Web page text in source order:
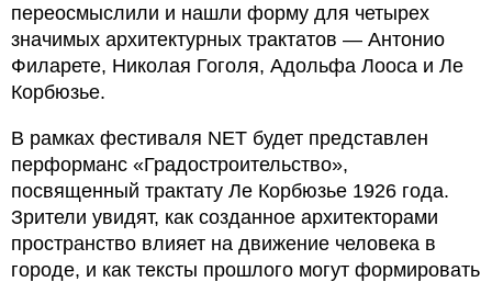
переосмыслили и нашли форму для четырех
значимых архитектурных трактатов — Антонио
Филарете, Николая Гоголя, Адольфа Лооса и Ле
Корбюзье.
В рамках фестиваля NET будет представлен
перформанс «Градостроительство»,
посвященный трактату Ле Корбюзье 1926 года.
Зрители увидят, как созданное архитекторами
пространство влияет на движение человека в
городе, и как тексты прошлого могут формировать